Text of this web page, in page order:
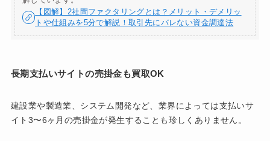
【図解】2社間ファクタリングとは？メリット・デメリッ
トや仕組みを5分で解説！取引先にバレない資金調達法
長期支払いサイトの売掛金も買取OK
建設業や製造業、システム開発など、業界によっては支払いサ
イト3〜6ヶ月の売掛金が発生することも珍しくありません。